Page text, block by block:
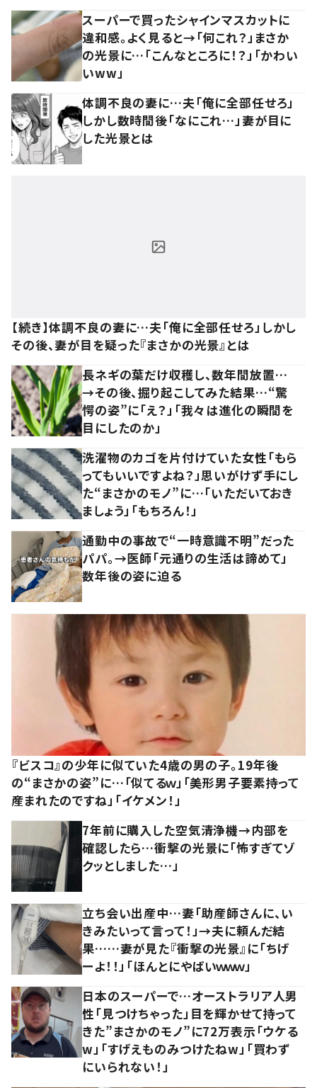
スーパーで買ったシャインマスカットに
違和感。よく見ると→「何これ？」まさか
の光景に…「こんなところに！？」「かわい
いww」
体調不良の妻に…夫「俺に全部任せろ」
しかし数時間後「なにこれ…」妻が目に
した光景とは
【続き】体調不良の妻に…夫「俺に全部任せろ」しかし
その後、妻が目を疑った『まさかの光景』とは
長ネギの葉だけ収穫し、数年間放置…
→その後、掘り起こしてみた結果…“驚
愕の姿”に「え？」「我々は進化の瞬間を
目にしたのか」
洗濯物のカゴを片付けていた女性「もら
ってもいいですよね？」思いがけず手にし
た“まさかのモノ”に…「いただいておき
ましょう」「もちろん！」
通勤中の事故で“一時意識不明”だった
パパ。→医師「元通りの生活は諦めて」
数年後の姿に迫る
『ビスコ』の少年に似ていた4歳の男の子。19年後
の“まさかの姿”に…「似てるｗ」「美形男子要素持って
産まれたのですね」「イケメン！」
7年前に購入した空気清浄機→内部を
確認したら…衝撃の光景に「怖すぎてゾ
クッとしました…」
立ち会い出産中…妻「助産師さんに、い
きみたいって言って！」→夫に頼んだ結
果……妻が見た『衝撃の光景』に「ちげ
ーよ！！」「ほんとにやばいｗｗｗ」
日本のスーパーで…オーストラリア人男
性「見つけちゃった」目を輝かせて持って
きた”まさかのモノ”に72万表示「ウケる
w」「すげえものみつけたねw」「買わず
にいられない！」